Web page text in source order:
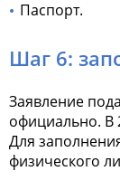
Паспорт.
Шаг 6:
Заявление
официально. В
Для
физического